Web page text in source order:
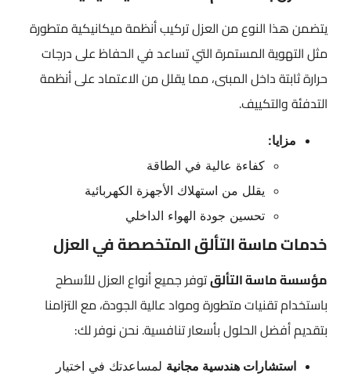
يتضمن هذا النوع من العزل تركيب أنظمة ميكانيكية متطورة
مثل التهوية المستمرة التي تساعد في الحفاظ على درجات
حرارة ثابتة داخل المبنى، مما يقلل من الاعتماد على أنظمة
التدفئة والتكييف.
مزايا:
كفاءة عالية في الطاقة
يقلل من استهلاك الأجهزة الكهربائية
تحسين جودة الهواء الداخلي
خدمات ماسة التألق المتخصصة في العزل
مؤسسة ماسة التألقتوفر جميع أنواع العزل للأسطح
باستخدام تقنيات متطورة ومواد عالية الجودة، مع التزامنا
بتقديم أفضل الحلول بأسعار تنافسية. نحن نوفر لك:
استشارات هندسية مجانية لمساعدتك في اختيار